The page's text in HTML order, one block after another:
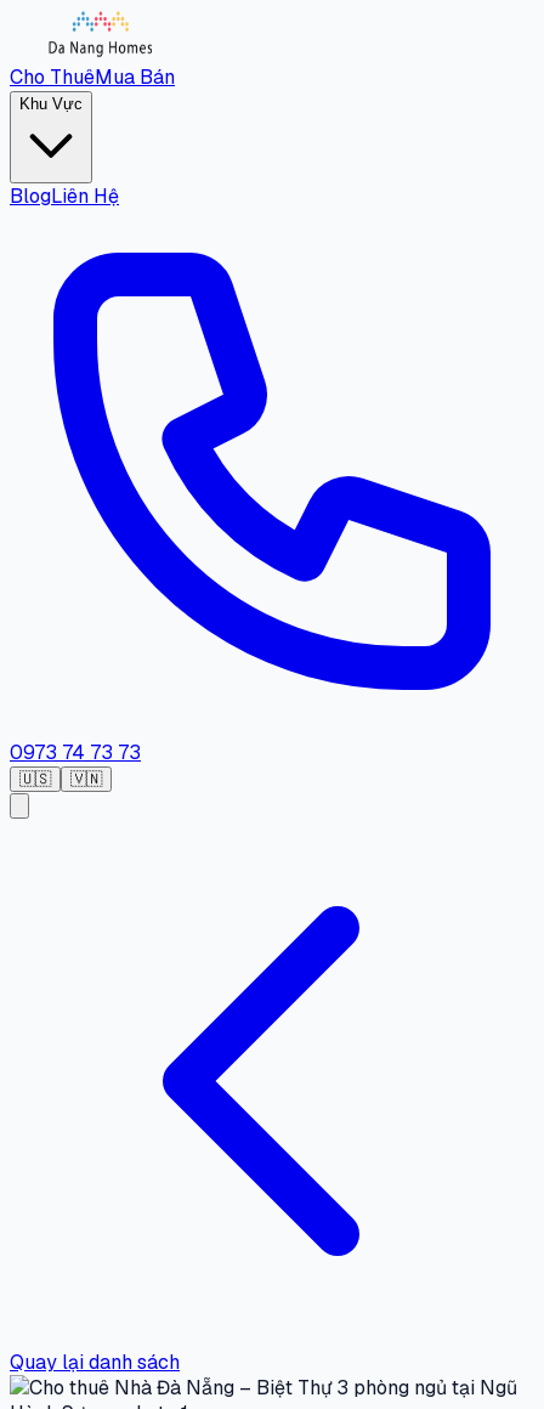
Cho ThuêMua Bán
Khu Vực
BlogLiên Hệ
0973 74 73 73
🇺🇸 🇻🇳
Quay lại danh sách